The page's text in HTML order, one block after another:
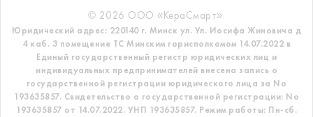
© 2026 ООО «КераСмарт».
Юридический адрес: 220140 г. Минск ул. Ул. Иосифа Жиновича д
4 каб. 3 помещение ТС Минским горисполкомом 14.07.2022 в
Единый государственный регистр юридических лиц и
индивидуальных предпринимателей внесена запись о
государственной регистрации юридического лица за No
193635857. Свидетельство о государственной регистрации: No
193635857 от 14.07.2022. УНП 193635857. Режим работы: Пн-сб.